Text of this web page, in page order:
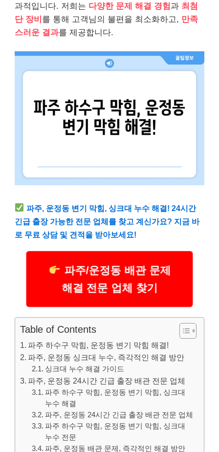
과적입니다. 저희는 다양한 문제 해결 경험과 최첨
단 장비 를 통해 고객님의 불편을 최소화하고, 만족
스러운 결과를 제공합니다.
파주, 운정동 변기 막힘, 싱크대 누수 해결! 24시간
긴급 출장 가능한 전문 업체를 찾고 계신가요? 지금 바
로 무료 상담 및 견적을 받아보세요!
파주/운정동 배관 문제
해결 전문 업체 찾기
Table of Contents
파주 하수구 막힘, 운정동 변기 막힘 해결!
파주, 운정동 싱크대 누수, 즉각적인 해결 방안
싱크대 누수 해결 가이드
파주, 운정동 24시간 긴급 출장 배관 전문 업체
파주 하수구 막힘, 운정동 변기 막힘, 싱크대
누수 해결
파주, 운정동 24시간 긴급 출장 배관 전문 업체
파주 하수구 막힘, 운정동 변기 막힘, 싱크대
누수 전문
파주, 운정동 배관 문제, 즉각적인 해결 방안